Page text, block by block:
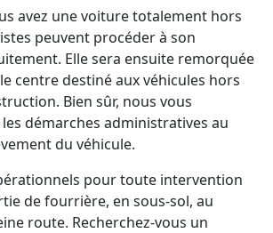
avez une voiture totalement hors
peuvent procéder à son
Elle sera ensuite remorquée
centre destiné aux véhicules hors
Bien sûr, nous vous
démarches administratives au
du véhicule.
pour toute intervention
de fourrière, en sous-sol, au
route. Recherchez-vous un